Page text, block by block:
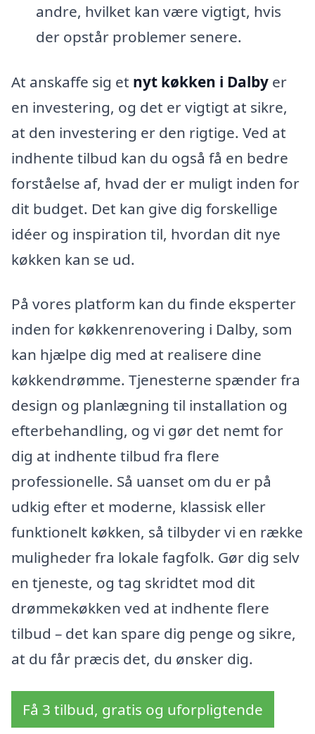
andre, hvilket kan være vigtigt, hvis
der opstår problemer senere.
At anskaffe sig et nyt køkken i Dalby er
en investering, og det er vigtigt at sikre,
at den investering er den rigtige. Ved at
indhente tilbud kan du også få en bedre
forståelse af, hvad der er muligt inden for
dit budget. Det kan give dig forskellige
idéer og inspiration til, hvordan dit nye
køkken kan se ud.
På vores platform kan du finde eksperter
inden for køkkenrenovering i Dalby, som
kan hjælpe dig med at realisere dine
køkkendrømme. Tjenesterne spænder fra
design og planlægning til installation og
efterbehandling, og vi gør det nemt for
dig at indhente tilbud fra flere
professionelle. Så uanset om du er på
udkig efter et moderne, klassisk eller
funktionelt køkken, så tilbyder vi en række
muligheder fra lokale fagfolk. Gør dig selv
en tjeneste, og tag skridtet mod dit
drømmekøkken ved at indhente flere
tilbud – det kan spare dig penge og sikre,
at du får præcis det, du ønsker dig.
Få 3 tilbud, gratis og uforpligtende